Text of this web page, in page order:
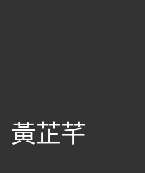
黃芷芊